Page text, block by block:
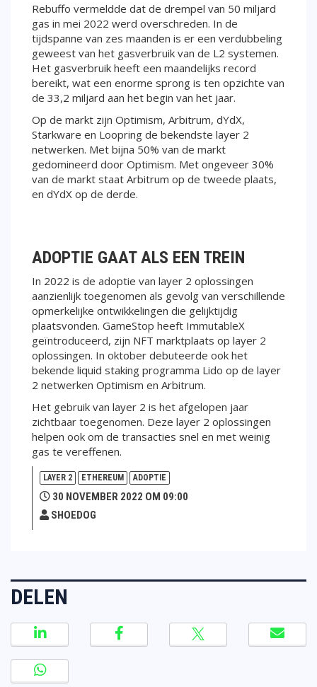
Rebuffo vermeldde dat de drempel van 50 miljard
gas in mei 2022 werd overschreden. In de
tijdspanne van zes maanden is er een verdubbeling
geweest van het gasverbruik van de L2 systemen.
Het gasverbruik heeft een maandelijks record
bereikt, wat een enorme sprong is ten opzichte van
de 33,2 miljard aan het begin van het jaar.
Op de markt zijn Optimism, Arbitrum, dYdX,
Starkware en Loopring de bekendste layer 2
netwerken. Met bijna 50% van de markt
gedomineerd door Optimism. Met ongeveer 30%
van de markt staat Arbitrum op de tweede plaats,
en dYdX op de derde.
ADOPTIE GAAT ALS EEN TREIN
In 2022 is de adoptie van layer 2 oplossingen
aanzienlijk toegenomen als gevolg van verschillende
opmerkelijke ontwikkelingen die gelijktijdig
plaatsvonden. GameStop heeft ImmutableX
geïntroduceerd, zijn NFT marktplaats op layer 2
oplossingen. In oktober debuteerde ook het
bekende liquid staking programma Lido op de layer
2 netwerken Optimism en Arbitrum.
Het gebruik van layer 2 is het afgelopen jaar
zichtbaar toegenomen. Deze layer 2 oplossingen
helpen ook om de transacties snel en met weinig
gas te vereffenen.
LAYER 2 ETHEREUM ADOPTIE
30 NOVEMBER 2022 OM 09:00
SHOEDOG
DELEN